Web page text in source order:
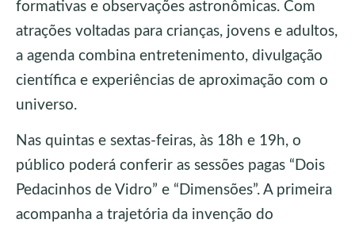
formativas e observações astronômicas. Com
atrações voltadas para crianças, jovens e adultos,
a agenda combina entretenimento, divulgação
científica e experiências de aproximação com o
universo.
Nas quintas e sextas-feiras, às 18h e 19h, o
público poderá conferir as sessões pagas “Dois
Pedacinhos de Vidro” e “Dimensões”. A primeira
acompanha a trajetória da invenção do